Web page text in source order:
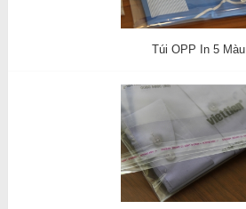
Túi OPP In 5 Màu